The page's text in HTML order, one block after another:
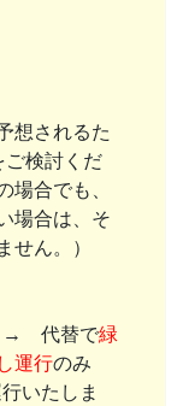
想されるた
ご検討くだ
合でも、
場合は、そ
せん。）
代替で緑
運行のみ
いたしま